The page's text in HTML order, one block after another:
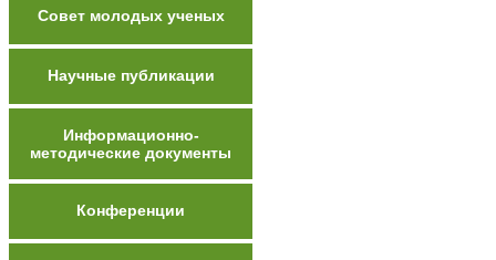
Совет молодых ученых
Научные публикации
Информационно-
методические документы
Конференции